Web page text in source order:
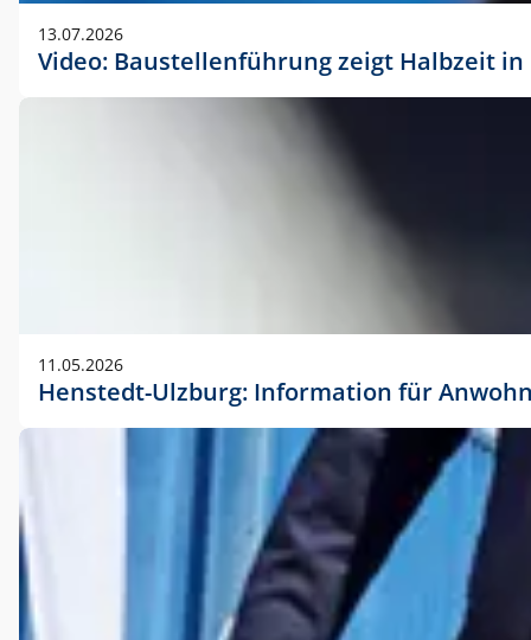
13.07.2026
Video: Baustellenführung zeigt Halbzeit
11.05.2026
Henstedt-Ulzburg: Information für